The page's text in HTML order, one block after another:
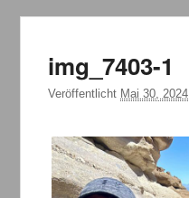
img_7403-1
Veröffentlicht Mai 30, 2024